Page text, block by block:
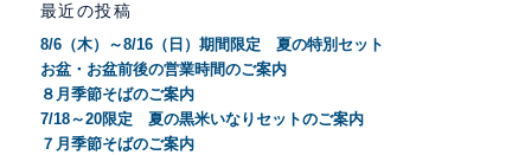
最近の投稿
8/6（木）～8/16（日）期間限定 夏の特別セット
お盆・お盆前後の営業時間のご案内
８月季節そばのご案内
7/18～20限定 夏の黒米いなりセットのご案内
７月季節そばのご案内